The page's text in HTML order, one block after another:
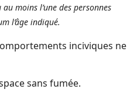
moins l’une des personnes
l’âge indiqué.
inciviques ne
sans fumée.